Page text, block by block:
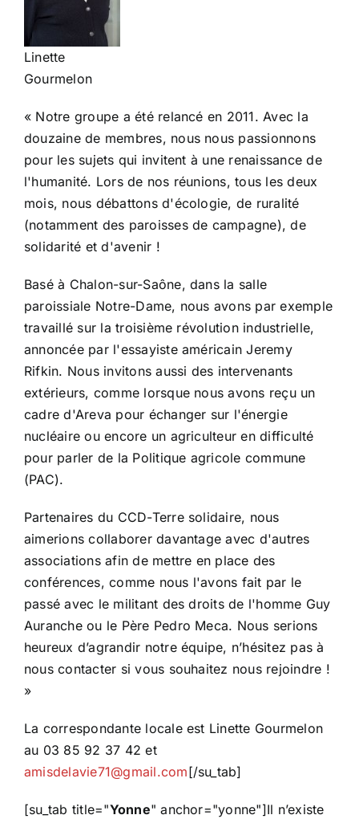
Linette
Gourmelon
« Notre groupe a été relancé en 2011. Avec la
douzaine de membres, nous nous passionnons
pour les sujets qui invitent à une renaissance de
l'humanité. Lors de nos réunions, tous les deux
mois, nous débattons d'écologie, de ruralité
(notamment des paroisses de campagne), de
solidarité et d'avenir !
Basé à Chalon-sur-Saône, dans la salle
paroissiale Notre-Dame, nous avons par exemple
travaillé sur la troisième révolution industrielle,
annoncée par l'essayiste américain Jeremy
Rifkin. Nous invitons aussi des intervenants
extérieurs, comme lorsque nous avons reçu un
cadre d'Areva pour échanger sur l'énergie
nucléaire ou encore un agriculteur en difficulté
pour parler de la Politique agricole commune
(PAC).
Partenaires du CCD-Terre solidaire, nous
aimerions collaborer davantage avec d'autres
associations afin de mettre en place des
conférences, comme nous l'avons fait par le
passé avec le militant des droits de l'homme Guy
Auranche ou le Père Pedro Meca. Nous serions
heureux d’agrandir notre équipe, n’hésitez pas à
nous contacter si vous souhaitez nous rejoindre !
»
La correspondante locale est Linette Gourmelon
au 03 85 92 37 42 et
amisdelavie71@gmail.com[/su_tab]
[su_tab title="Yonne" anchor="yonne"]Il n’existe